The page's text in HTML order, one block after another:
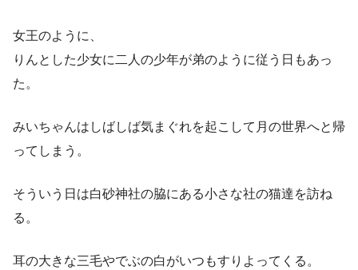
女王のように、
りんとした少女に二人の少年が弟のように従う日もあっ
た。
みいちゃんはしばしば気まぐれを起こして月の世界へと帰
ってしまう。
そういう日は白砂神社の脇にある小さな社の猫達を訪ね
る。
耳の大きな三毛やでぶの白がいつもすりよってくる。